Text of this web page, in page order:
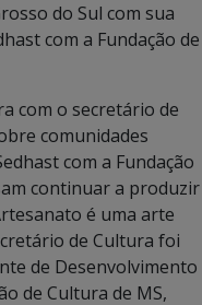
do Sul com sua
com a Fundação de
com o secretário de
comunidades
com a Fundação
continuar a produzir
é uma arte
de Cultura foi
de Desenvolvimento
de Cultura de MS,